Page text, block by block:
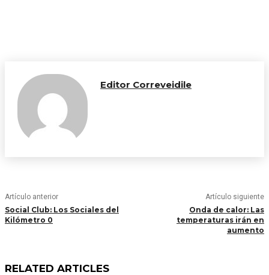
Editor Correveidile
Artículo anterior
Social Club: Los Sociales del
Kilómetro 0
Artículo siguiente
Onda de calor: Las
temperaturas irán en
aumento
RELATED ARTICLES